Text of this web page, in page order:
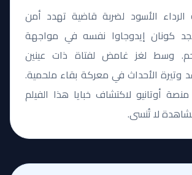
الأسود لضربة قاضية تهدد أمن
يجد كونان إيدوجاوا نفسه في مواجهة
وسط لغز غامض لفتاة ذات عينين
وتيرة الأحداث في معركة بقاء ملحمية.
أوتانيو لاكتشاف خبايا هذا الفيلم
لا تُنسى.